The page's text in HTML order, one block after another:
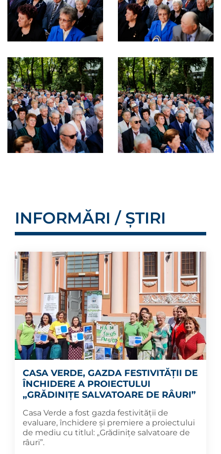
INFORMĂRI / ȘTIRI
CASA VERDE, GAZDA FESTIVITĂȚII DE
ÎNCHIDERE A PROIECTULUI
„GRĂDINIȚE SALVATOARE DE RÂURI”
Casa Verde a fost gazda festivității de
evaluare, închidere și premiere a proiectului
de mediu cu titlul: „Grădinițe salvatoare de
râuri”.